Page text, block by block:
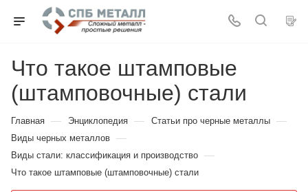
Что такое штамповые
(штамповочные) стали
Главная — Энциклопедия — Статьи про черные металлы —
Виды черных металлов —
Виды стали: классификация и производство —
Что такое штамповые (штамповочные) стали